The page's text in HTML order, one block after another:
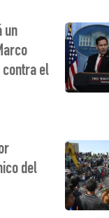
un
contra el
del